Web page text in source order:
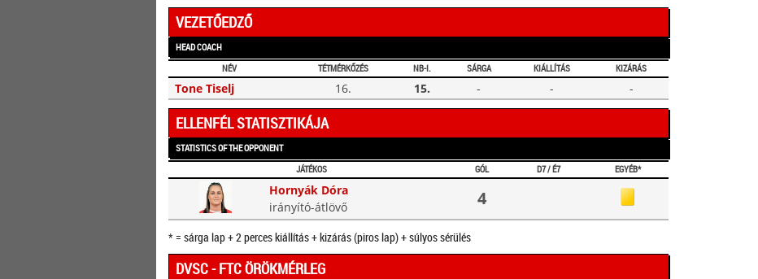
VEZETŐEDZŐ
HEAD COACH
NÉV
TÉTMÉRKŐZÉS NB-I. SÁRGA KIÁLLÍTÁS KIZÁRÁS
Tone Tiselj 16. 15. - - -
ELLENFÉL STATISZTIKÁJA
STATISTICS OF THE OPPONENT
JÁTÉKOS
GÓL D7 / É7 EGYÉB*
Hornyák Dóra
irányító-átlövő
4
* = sárga lap + 2 perces kiállítás + kizárás (piros lap) + súlyos sérülés
DVSC - FTC ÖRÖKMÉRLEG